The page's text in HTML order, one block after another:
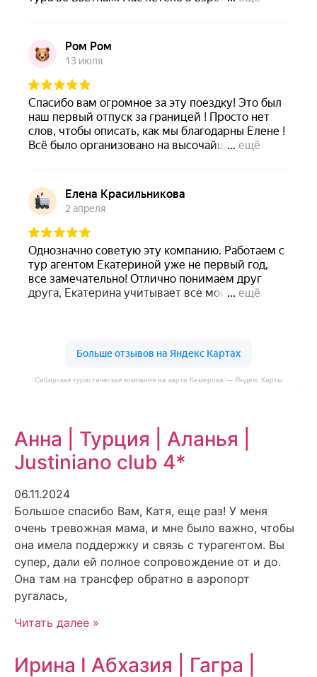
Сибирская туристическая компания на карте Кемерова — Яндекс Карты
Анна | Турция | Аланья |
Justiniano club 4*
06.11.2024
Большое спасибо Вам, Катя, еще раз! У меня
очень тревожная мама, и мне было важно, чтобы
она имела поддержку и связь с турагентом. Вы
супер, дали ей полное сопровождение от и до.
Она там на трансфер обратно в аэропорт
ругалась,
Читать далее »
Ирина I Абхазия | Гагра |